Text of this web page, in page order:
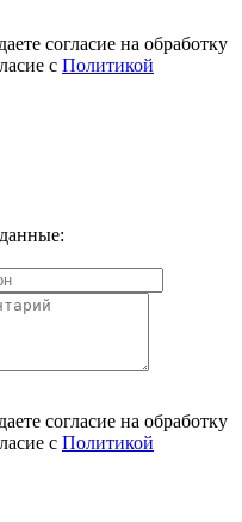
согласие на обработку
с Политикой
согласие на обработку
с Политикой